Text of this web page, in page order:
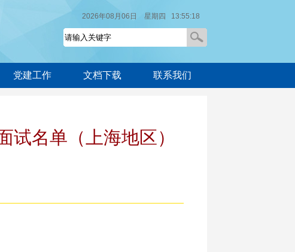
2026年08月06日 星期四 13:55:18
党建工作 文档下载 联系我们
名单（上海地区）